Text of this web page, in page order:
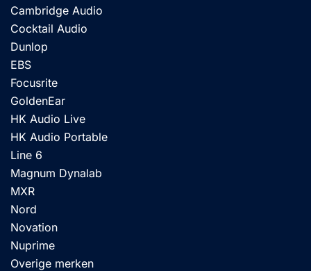
Cambridge Audio
Cocktail Audio
Dunlop
EBS
Focusrite
GoldenEar
HK Audio Live
HK Audio Portable
Line 6
Magnum Dynalab
MXR
Nord
Novation
Nuprime
Overige merken